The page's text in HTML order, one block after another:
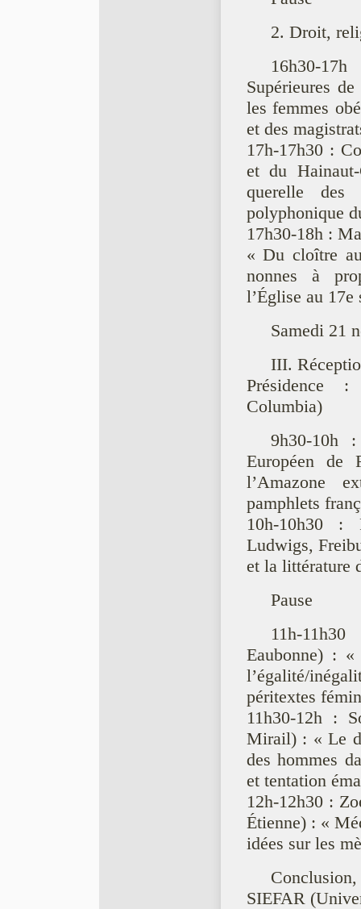
2. Droit,
16h30-
Supérieures
les femmes
et des
17h-17h30 :
et du
querelle des
polyphonique
17h30-18h :
« Du cloître
nonnes à
l’Église au 17e
Samedi 21
III.
Présidence
Columbia)
9h30-10h
Européen de
l’Amazone
pamphlets
10h-10h30 :
Ludwigs,
et la littérature
Pause
11h-
Eaubonne) :
l’égalité/
péritextes
11h30-12h :
Mirail) : « Le
des hommes
et tentation
12h-12h30 :
Étienne) : «
idées sur les
SIEFAR